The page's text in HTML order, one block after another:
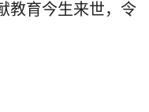
教育今生来世，令